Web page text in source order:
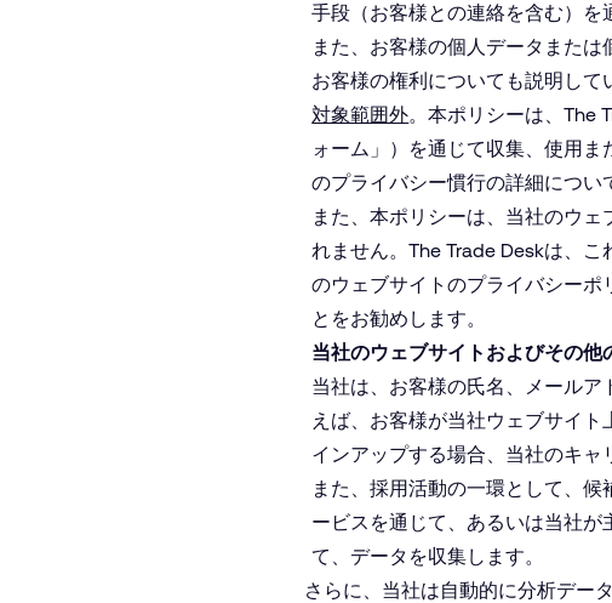
手段（お客様との連絡を含む）を
また、お客様の個人データまた
お客様の権利についても説明して
対象範囲外。本ポリシーは、The
ォーム」）を通じて収集、使用
のプライバシー慣行の詳細につい
また、本ポリシーは、当社のウ
れません。The Trade Deskは、
のウェブサイトのプライバシー
とをお勧めします。
当社のウェブサイトおよびその他
当社は、お客様の氏名、メール
えば、お客様が当社ウェブサイ
インアップする場合、当社のキャ
また、採用活動の一環として、
ービスを通じて、あるいは当社
て、データを収集します。
さらに、当社は自動的に分析デー